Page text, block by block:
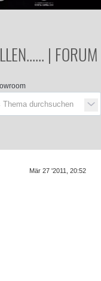
| FORUM
Mär 27 '2011, 20:52